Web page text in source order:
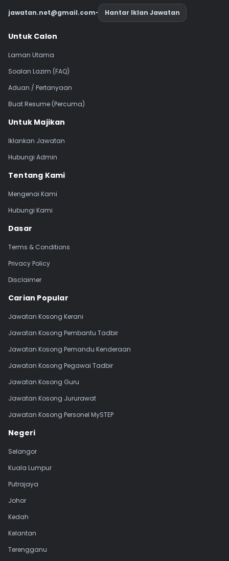
jawatan.net@gmail.com• Hantar Iklan Jawatan
Navigasi Footer
Untuk Calon
Laman Utama
Soalan Lazim (FAQ)
Aduan / Pertanyaan
Buat Resume (Percuma)
Untuk Majikan
Iklankan Jawatan
Hubungi Admin
Tentang Kami
Mengenai Kami
Hubungi Kami
Dasar
Terms & Conditions
Privacy Policy
Disclaimer
Carian Popular
Jawatan Kosong Kerani
Jawatan Kosong Pembantu Tadbir
Jawatan Kosong Pemandu Kenderaan
Jawatan Kosong Pegawai Tadbir
Jawatan Kosong Guru
Jawatan Kosong Jururawat
Jawatan Kosong Personel MySTEP
Negeri
Selangor
Kuala Lumpur
Putrajaya
Johor
Kedah
Kelantan
Terengganu